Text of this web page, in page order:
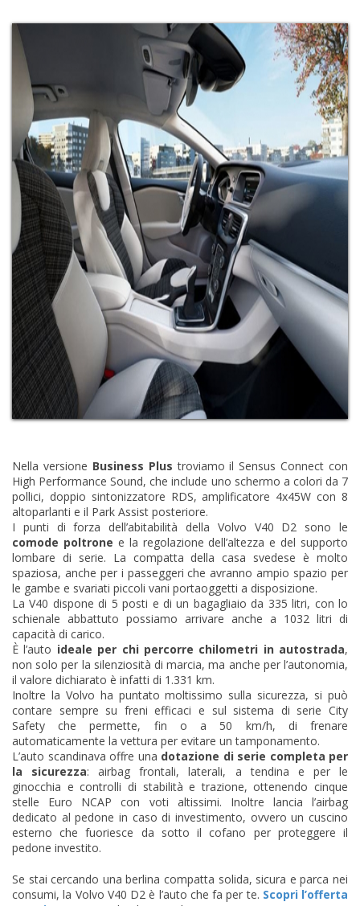
Nella versione Business Plus troviamo il Sensus Connect con
High Performance Sound, che include uno schermo a colori da 7
pollici, doppio sintonizzatore RDS, amplificatore 4x45W con 8
altoparlanti e il Park Assist posteriore.
I punti di forza dell’abitabilità della Volvo V40 D2 sono le
comode poltrone e la regolazione dell’altezza e del supporto
lombare di serie. La compatta della casa svedese è molto
spaziosa, anche per i passeggeri che avranno ampio spazio per
le gambe e svariati piccoli vani portaoggetti a disposizione.
La V40 dispone di 5 posti e di un bagagliaio da 335 litri, con lo
schienale abbattuto possiamo arrivare anche a 1032 litri di
capacità di carico.
È l’auto ideale per chi percorre chilometri in autostrada,
non solo per la silenziosità di marcia, ma anche per l’autonomia,
il valore dichiarato è infatti di 1.331 km.
Inoltre la Volvo ha puntato moltissimo sulla sicurezza, si può
contare sempre su freni efficaci e sul sistema di serie City
Safety che permette, fin o a 50 km/h, di frenare
automaticamente la vettura per evitare un tamponamento.
L’auto scandinava offre una dotazione di serie completa per
la sicurezza: airbag frontali, laterali, a tendina e per le
ginocchia e controlli di stabilità e trazione, ottenendo cinque
stelle Euro NCAP con voti altissimi. Inoltre lancia l’airbag
dedicato al pedone in caso di investimento, ovvero un cuscino
esterno che fuoriesce da sotto il cofano per proteggere il
pedone investito.
Se stai cercando una berlina compatta solida, sicura e parca nei
consumi, la Volvo V40 D2 è l’auto che fa per te. Scopri l’offerta